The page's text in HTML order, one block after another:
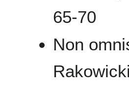
65-70
Non